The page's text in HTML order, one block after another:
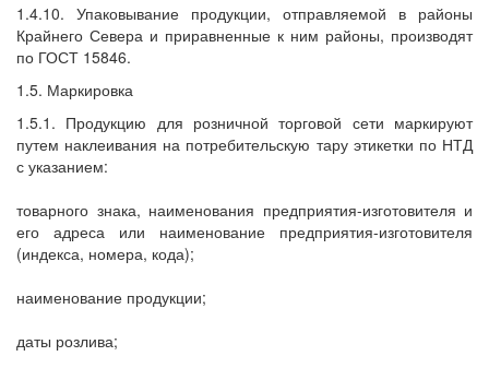
1.4.10. Упаковывание продукции, отправляемой в районы
Крайнего Севера и приравненные к ним районы, производят
по ГОСТ 15846.
1.5. Маркировка
1.5.1. Продукцию для розничной торговой сети маркируют
путем наклеивания на потребительскую тару этикетки по НТД
с указанием:
товарного знака, наименования предприятия-изготовителя и
его адреса или наименование предприятия-изготовителя
(индекса, номера, кода);
наименование продукции;
даты розлива;